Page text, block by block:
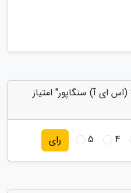
به "آکواریوم حیرت انگیز S.E.A (اس ای آ) سنگاپور" امتیاز
4
5 رای